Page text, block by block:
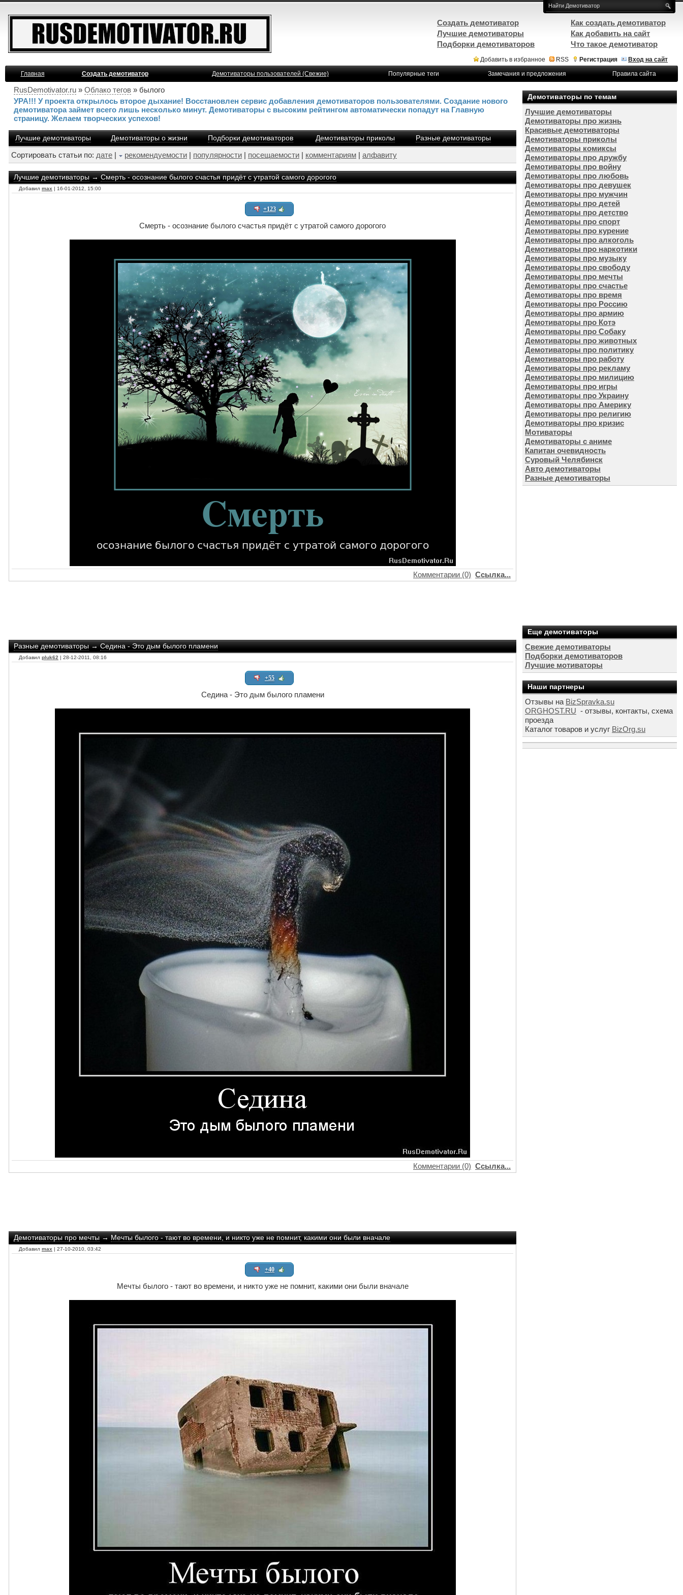
Добавить в избранное RSS Регистрация
Вход на сайт
Главная
Создать демотиватор Демотиваторы пользователей (Свежие) Популярные теги Замечания и предложения Правила сайта
RusDemotivator.ru » Облако тегов » былого
УРА!!! У проекта открылось второе дыхание! Восстановлен сервис добавления демотиваторов пользователями. Создание нового
демотиватора займет всего лишь несколько минут. Демотиваторы с высоким рейтингом автоматически попадут на Главную
страницу. Желаем творческих успехов!
Лучшие демотиваторы Демотиваторы о жизни Подборки демотиваторов Демотиваторы приколы Разные демотиваторы
Сортировать статьи по: дате | рекомендуемости | популярности | посещаемости | комментариям | алфавиту
Лучшие демотиваторы→Смерть - осознание былого счастья придёт с утратой самого дорогого
Добавил max | 16-01-2012, 15:00
+123
Смерть - осознание былого счастья придёт с утратой самого дорогого
Комментарии (0) Ссылка...
Разные демотиваторы→Седина - Это дым былого пламени
Добавил pluk62 | 28-12-2011, 08:16
+55
Седина - Это дым былого пламени
Комментарии (0) Ссылка...
Демотиваторы про мечты→Мечты былого - тают во времени, и никто уже не помнит, какими они были вначале
Добавил max | 27-10-2010, 03:42
+40
Мечты былого - тают во времени, и никто уже не помнит, какими они были вначале
Демотиваторы по темам
Лучшие демотиваторы
Демотиваторы про жизнь
Красивые демотиваторы
Демотиваторы приколы
Демотиваторы комиксы
Демотиваторы про дружбу
Демотиваторы про войну
Демотиваторы про любовь
Демотиваторы про девушек
Демотиваторы про мужчин
Демотиваторы про детей
Демотиваторы про детство
Демотиваторы про спорт
Демотиваторы про курение
Демотиваторы про алкоголь
Демотиваторы про наркотики
Демотиваторы про музыку
Демотиваторы про свободу
Демотиваторы про мечты
Демотиваторы про счастье
Демотиваторы про время
Демотиваторы про Россию
Демотиваторы про армию
Демотиваторы про Котэ
Демотиваторы про Собаку
Демотиваторы про животных
Демотиваторы про политику
Демотиваторы про работу
Демотиваторы про рекламу
Демотиваторы про милицию
Демотиваторы про игры
Демотиваторы про Украину
Демотиваторы про Америку
Демотиваторы про религию
Демотиваторы про кризис
Мотиваторы
Демотиваторы с аниме
Капитан очевидность
Суровый Челябинск
Авто демотиваторы
Разные демотиваторы
Еще демотиваторы
Свежие демотиваторы
Подборки демотиваторов
Лучшие мотиваторы
Наши партнеры
Отзывы на BizSpravka.su
ORGHOST.RU - отзывы, контакты, схема
проезда
Каталог товаров и услуг BizOrg.su
Создать демотиватор
Лучшие демотиваторы
Подборки демотиваторов
Как создать демотиватор
Как добавить на сайт
Что такое демотиватор